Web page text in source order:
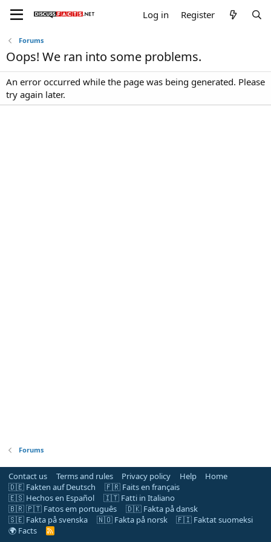
Log in Register
Forums
Oops! We ran into some problems.
An error occurred while the page was being generated. Please
try again later.
Forums
Contact us Terms and rules Privacy policy Help
Home
🇩🇪 Fakten auf Deutsch
🇫🇷 Faits en français
🇪🇸 Hechos en Español
🇮🇹 Fatti in Italiano
🇧🇷 🇵🇹 Fatos em português
🇩🇰 Fakta på dansk
🇸🇪 Fakta på svenska
🇳🇴 Fakta på norsk
🇫🇮 Faktat suomeksi
🌍 Facts
R